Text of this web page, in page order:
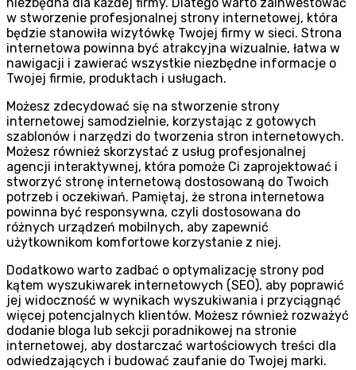
w stworzenie profesjonalnej strony internetowej, która
będzie stanowiła wizytówkę Twojej firmy w sieci. Strona
internetowa powinna być atrakcyjna wizualnie, łatwa w
nawigacji i zawierać wszystkie niezbędne informacje o
Twojej firmie, produktach i usługach.
Możesz zdecydować się na stworzenie strony
internetowej samodzielnie, korzystając z gotowych
szablonów i narzędzi do tworzenia stron internetowych.
Możesz również skorzystać z usług profesjonalnej
agencji interaktywnej, która pomoże Ci zaprojektować i
stworzyć stronę internetową dostosowaną do Twoich
potrzeb i oczekiwań. Pamiętaj, że strona internetowa
powinna być responsywna, czyli dostosowana do
różnych urządzeń mobilnych, aby zapewnić
użytkownikom komfortowe korzystanie z niej.
Dodatkowo warto zadbać o optymalizację strony pod
kątem wyszukiwarek internetowych (SEO), aby poprawić
jej widoczność w wynikach wyszukiwania i przyciągnąć
więcej potencjalnych klientów. Możesz również rozważyć
dodanie bloga lub sekcji poradnikowej na stronie
internetowej, aby dostarczać wartościowych treści dla
odwiedzających i budować zaufanie do Twojej marki.